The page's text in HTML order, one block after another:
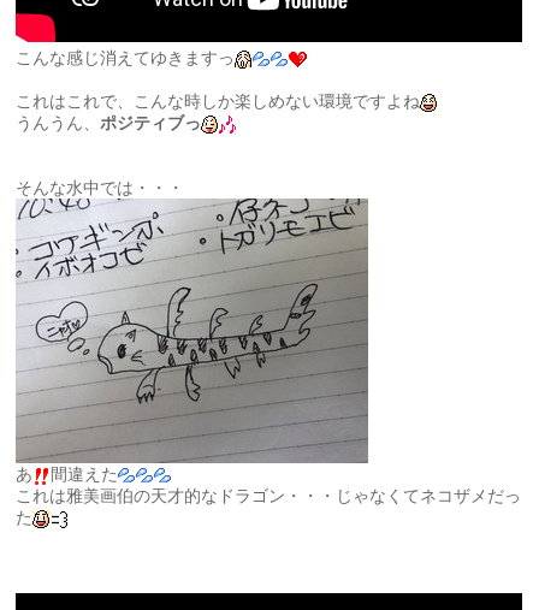
こんな感じ消えてゆきますっ
これはこれで、こんな時しか楽しめない環境ですよね
うんうん、 ポジティブっ
そんな水中では・・・
あ
間違えた
これは雅美画伯の天才的なドラゴン・・・じゃなくてネコザメだっ
た